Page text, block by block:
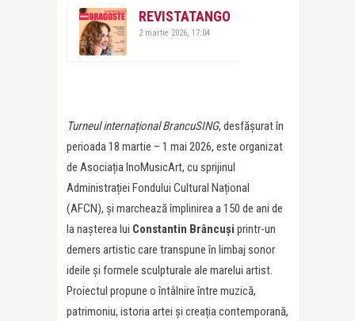
REVISTATANGO
2 martie 2026, 17:04
Turneul internațional BrancuSING, desfășurat în
perioada 18 martie – 1 mai 2026, este organizat
de Asociația InoMusicArt, cu sprijinul
Administrației Fondului Cultural Național
(AFCN), și marchează împlinirea a 150 de ani de
la nașterea lui Constantin Brâncuși printr-un
demers artistic care transpune în limbaj sonor
ideile și formele sculpturale ale marelui artist.
Proiectul propune o întâlnire între muzică,
patrimoniu, istoria artei și creația contemporană,